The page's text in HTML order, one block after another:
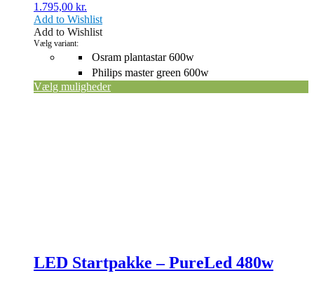
1.795,00 kr.
Osram plantastar 600w
Philips master green 600w
Vælg variant:
Vælg muligheder
Add to Wishlist
Add to Wishlist
LED Startpakke – PureLed 480w